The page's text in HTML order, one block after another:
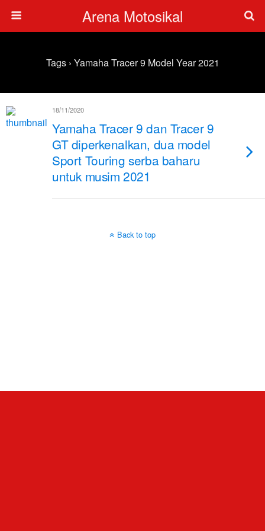
Arena Motosikal
Tags › Yamaha Tracer 9 Model Year 2021
18/11/2020
Yamaha Tracer 9 dan Tracer 9
GT diperkenalkan, dua model
Sport Touring serba baharu
untuk musim 2021
Back to top